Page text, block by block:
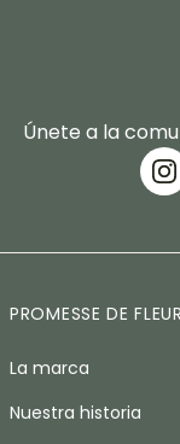
Únete a la
PROMESSE DE
La marca
Nuestra historia